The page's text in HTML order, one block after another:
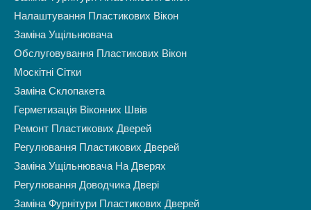
Налаштування Пластикових Вікон
Заміна Ущільнювача
Обслуговування Пластикових Вікон
Москітні Сітки
Заміна Склопакета
Герметизація Віконних Швів
Ремонт Пластикових Дверей
Регулювання Пластикових Дверей
Заміна Ущільнювача На Дверях
Регулювання Доводчика Двері
Заміна Фурнітури Пластикових Дверей